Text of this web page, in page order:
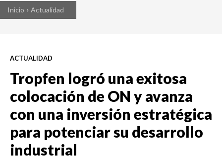
Inicio Actualidad
ACTUALIDAD
Tropfen logró una exitosa
colocación de ON y avanza
con una inversión estratégica
para potenciar su desarrollo
industrial